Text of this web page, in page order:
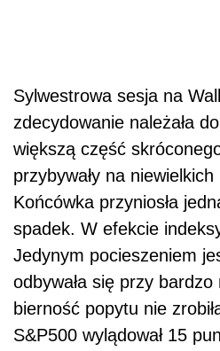
Sylwestrowa sesja na
zdecydowanie należała
większą część
przybywały na
Końcówka przyniosła
spadek. W efekcie
Jedynym pocieszeniem
odbywała się przy
bierność popytu nie
S&P500 wylądował 15